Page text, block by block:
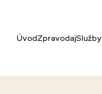
ÚvodZpravodajSlužby